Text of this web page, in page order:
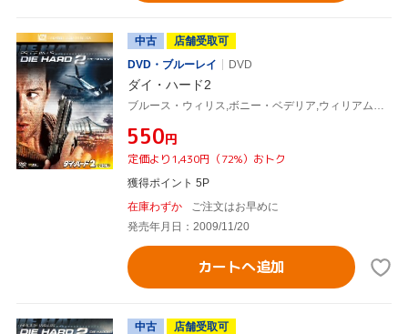
中古
店舗受取可
DVD・ブルーレイ
DVD
ダイ・ハード2
ブルース・ウィリス,ボニー・ベデリア,ウィリアム・アザートン,レニー・ハーリン(監督),マイケル・カーメン(音楽)
¥550円
定価より1,430円（72%）おトク
獲得ポイント 5P
在庫わずか
ご注文はお早めに
発売年月日：2009/11/20
カートへ追加
中古
店舗受取可